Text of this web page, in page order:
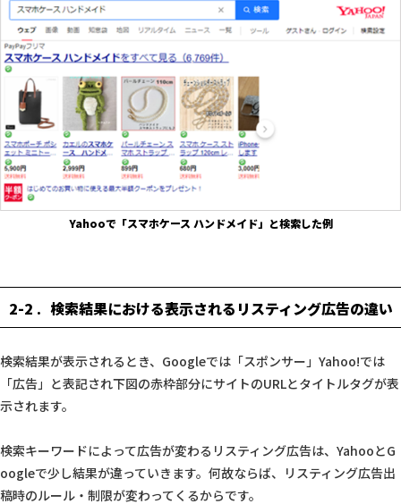
Yahooで「スマホケース ハンドメイド」と検索した例
2-2 検索結果における表示されるリスティング広告の違い
検索結果が表示されるとき、Googleでは「スポンサー」Yahoo!では
「広告」と表記され下図の赤枠部分にサイトのURLとタイトルタグが表
示されます。
検索キーワードによって広告が変わるリスティング広告は、YahooとG
oogleで少し結果が違っていきます。何故ならば、リスティング広告出
稿時のルール・制限が変わってくるからです。